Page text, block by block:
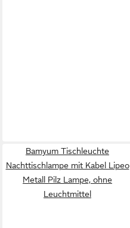
Bamyum Tischleuchte
Nachttischlampe mit Kabel Lipeo
Metall Pilz Lampe, ohne
Leuchtmittel